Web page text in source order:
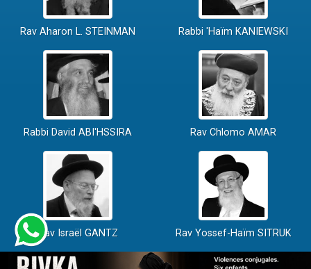
Rav Aharon L. STEINMAN Rabbi 'Haïm KANIEWSKI
Rabbi David ABI'HSSIRA Rav Chlomo AMAR
Rav Israël GANTZ Rav Yossef-Haïm SITRUK